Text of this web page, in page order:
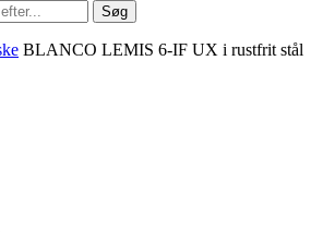
Søg
BLANCO LEMIS 6-IF UX i rustfrit stål